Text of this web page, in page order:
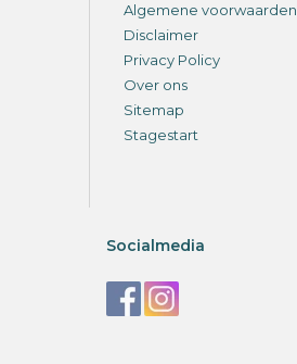
Algemene voorwaarden
Disclaimer
Privacy Policy
Over ons
Sitemap
Stagestart
Socialmedia